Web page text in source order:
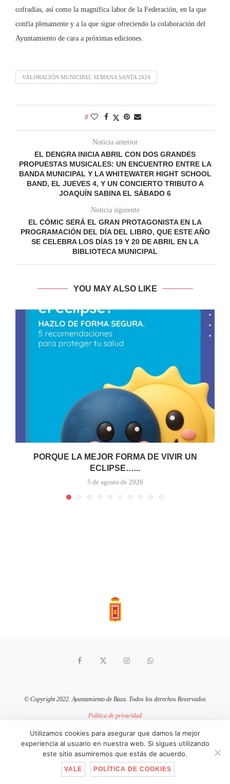
cofradías, así como la magnífica labor de la Federación, en la que
confía plenamente y a la que sigue ofreciendo la colaboración del
Ayuntamiento de cara a próximas ediciones.
VALORACIÓN MUNICIPAL SEMANA SANTA 2024
0
Noticia anterior
EL DENGRA INICIA ABRIL CON DOS GRANDES
PROPUESTAS MUSICALES: UN ENCUENTRO ENTRE LA
BANDA MUNICIPAL Y LA WHITEWATER HIGHT SCHOOL
BAND, EL JUEVES 4, Y UN CONCIERTO TRIBUTO A
JOAQUÍN SABINA EL SÁBADO 6
Noticia siguiente
EL CÓMIC SERÁ EL GRAN PROTAGONISTA EN LA
PROGRAMACIÓN DEL DÍA DEL LIBRO, QUE ESTE AÑO
SE CELEBRA LOS DÍAS 19 Y 20 DE ABRIL EN LA
BIBLIOTECA MUNICIPAL
YOU MAY ALSO LIKE
PORQUE LA MEJOR FORMA DE VIVIR UN
ECLIPSE…...
5 de agosto de 2026
© Copyright 2022. Ayuntamiento de Baza. Todos los derechos Reservados
Política de privacidad
Política de cookies
sitio web mantenido por pixelcero.com
IR ARRIBA
Utilizamos cookies para asegurar que damos la mejor
experiencia al usuario en nuestra web. Si sigues utilizando
este sitio asumiremos que estás de acuerdo.
VALE POLÍTICA DE COOKIES